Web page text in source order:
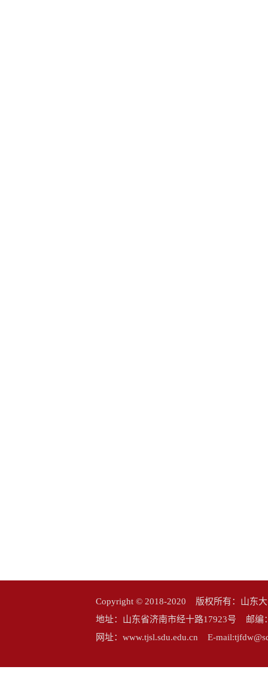
Copyright © 2018-2020 版权所有：山东
地址：山东省济南市经十路17923号 邮
网址：www.tjsl.sdu.edu.cn E-